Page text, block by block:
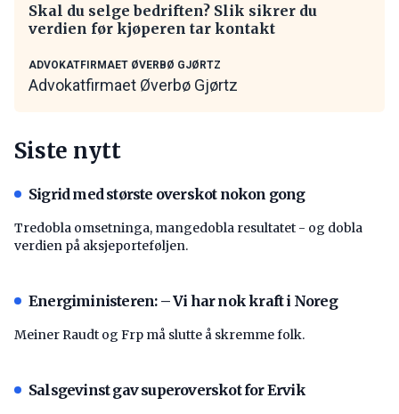
Skal du selge bedriften? Slik sikrer du
verdien før kjøperen tar kontakt
ADVOKATFIRMAET ØVERBØ GJØRTZ
Advokatfirmaet Øverbø Gjørtz
Siste nytt
Sigrid med største overskot nokon gong
Tredobla omsetninga, mangedobla resultatet - og dobla
verdien på aksjeporteføljen.
Energiministeren: – Vi har nok kraft i Noreg
Meiner Raudt og Frp må slutte å skremme folk.
Salsgevinst gav superoverskot for Ervik